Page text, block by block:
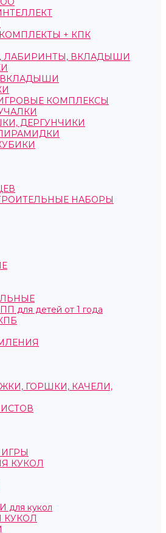
+ КПК
ЛАБИРИНТЫ, ВКЛАДЫШИ
КОМПЛЕКСЫ
ДЕРГУНЧИКИ
НАБОРЫ
детей от 1 года
ГОРШКИ, КАЧЕЛИ,
КУКОЛ
кукол
КУКОЛ